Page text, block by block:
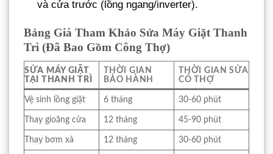
và cửa trước (lồng ngang/inverter).
Bảng Giá Tham Khảo Sửa Máy Giặt Thanh
Trì (Đã Bao Gồm Công Thợ)
SỬA MÁY GIẶT
TẠI THANH TRÌ
THỜI GIAN
BẢO HÀNH
THỜI GIAN SỬA
CÓ THỢ
Vệ sinh lồng giặt 6 tháng 30-60 phút
Thay gioăng cửa 12 tháng 45-90 phút
Thay bơm xả 12 tháng 30-60 phút